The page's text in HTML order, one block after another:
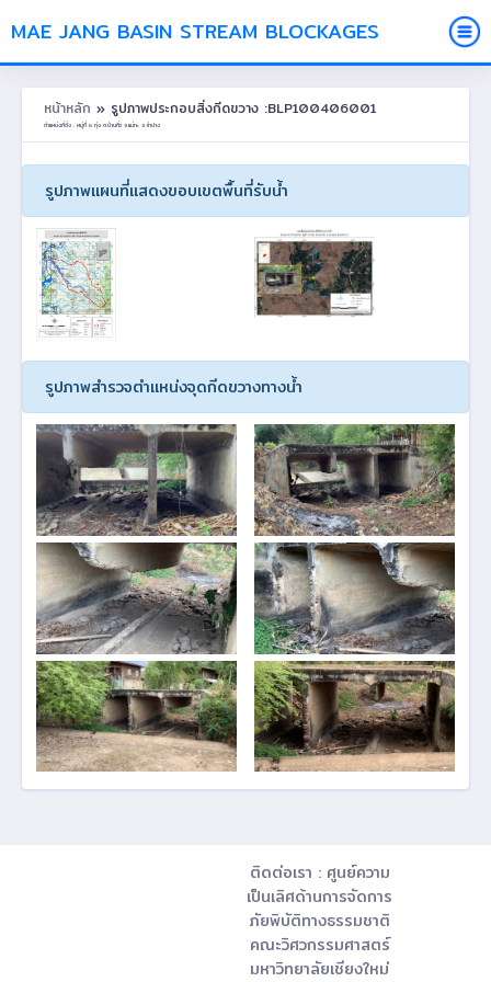
MAE JANG BASIN STREAM BLOCKAGES
หน้าหลัก » รูปภาพประกอบสิ่งกีดขวาง :BLP100406001
ตำแหน่งที่ตั้ง : หมู่ที่ 6 ทุ่ง ต.บ้านกิ่ว อ.แม่ทะ จ.ลำปาง
รูปภาพแผนที่แสดงขอบเขตพื้นที่รับน้ำ
รูปภาพสำรวจตำแหน่งจุดกีดขวางทางน้ำ
ติดต่อเรา : ศูนย์ความ
เป็นเลิศด้านการจัดการ
ภัยพิบัติทางธรรมชาติ
คณะวิศวกรรมศาสตร์
มหาวิทยาลัยเชียงใหม่